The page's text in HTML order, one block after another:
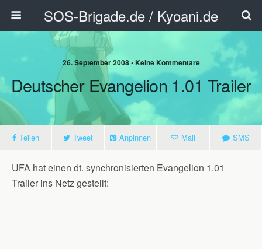
SOS-Brigade.de / Kyoani.de
26. September 2008 • Keine Kommentare
Deutscher Evangelion 1.01 Trailer
Teilen Tweet Anpinnen Mail SMS
UFA hat einen dt. synchronisierten Evangelion 1.01
Trailer ins Netz gestellt: